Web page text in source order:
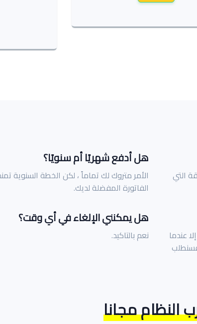
التي
هل أدفع شهريًا أم سنويًا؟
الأمر متروك لك تماماً ، لكن الخطة السنوية
الفاتورة المفضلة لديك.
عندما
فسنطلب
هل يمكنني الإلغاء في أي وقت؟
نعم بالتاكيد.
النظام مجانا